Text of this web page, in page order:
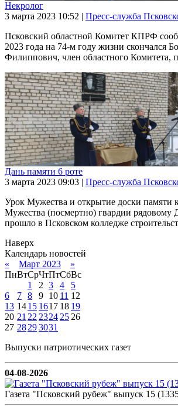
Некролог
3 марта 2023 10:52 | Пресс-служба
Псковский областной Комитет КПРФ
2023 года на 74-м году жизни скончался
Филиппович, член областного Комитета,
Дань памяти 6 роте
3 марта 2023 09:03 | Пресс-служба
Урок Мужества и открытие доски памяти
Мужества (посмертно) гвардии
прошло в Псковском колледже
Наверх
Календарь новостей
«
Март 2023
»
ПнВтСрЧтПтСбВс
1
2 3 4
5
6
7 8 9 10 11 12
13 1415 1617 18 19
20 21 22 2324 25 26
27 28293031
Выпуски патриотических газет
04-08-2026
Газета "Псковский рубеж" выпуск 15